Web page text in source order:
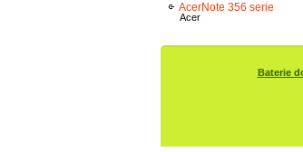
AcerNote 356 serie
Acer
Baterie